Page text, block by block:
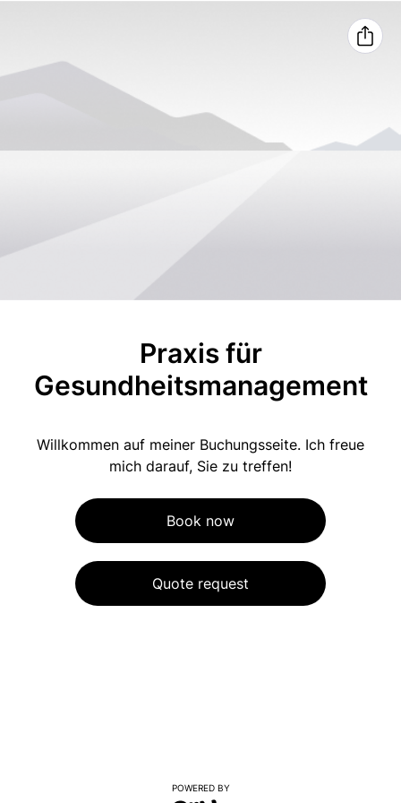
Praxis für
Gesundheitsmanagement
Willkommen auf meiner Buchungsseite. Ich freue
mich darauf, Sie zu treffen!
Book now
Quote request
POWERED BY